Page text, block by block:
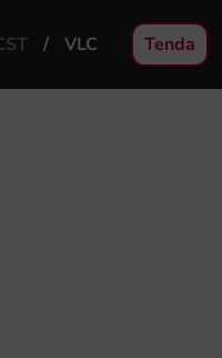
VLC Tenda